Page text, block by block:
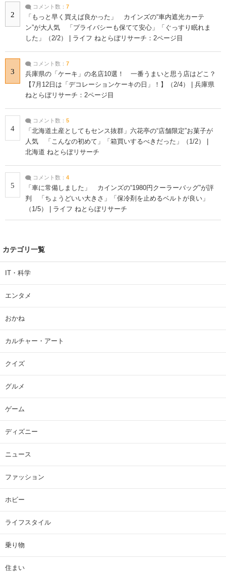
2
コメント数： 7
「もっと早く買えば良かった」 カインズの“車内遮光カーテ
ン”が大人気 「プライバシーも保てて安心」「ぐっすり眠れま
した」（2/2） | ライフ ねとらぼリサーチ：2ページ目
3
コメント数： 7
兵庫県の「ケーキ」の名店10選！ 一番うまいと思う店はどこ？
【7月12日は「デコレーションケーキの日」！】（2/4） | 兵庫県
ねとらぼリサーチ：2ページ目
4
コメント数： 5
「北海道土産としてもセンス抜群」六花亭の“店舗限定”お菓子が
人気 「こんなの初めて」「箱買いするべきだった」（1/2） |
北海道 ねとらぼリサーチ
5
コメント数： 4
「車に常備しました」 カインズの“1980円クーラーバッグ”が評
判 「ちょうどいい大きさ」「保冷剤を止めるベルトが良い」
（1/5） | ライフ ねとらぼリサーチ
カテゴリ一覧
IT・科学
エンタメ
おかね
カルチャー・アート
クイズ
グルメ
ゲーム
ディズニー
ニュース
ファッション
ホビー
ライフスタイル
乗り物
住まい